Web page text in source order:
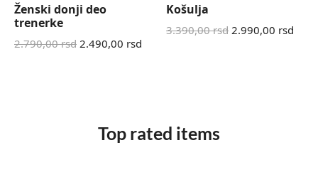
Ženski donji deo
trenerke
2.790,00rsd 2.490,00 rsd
Košulja
3.390,00rsd 2.990,00 rsd
Top rated items